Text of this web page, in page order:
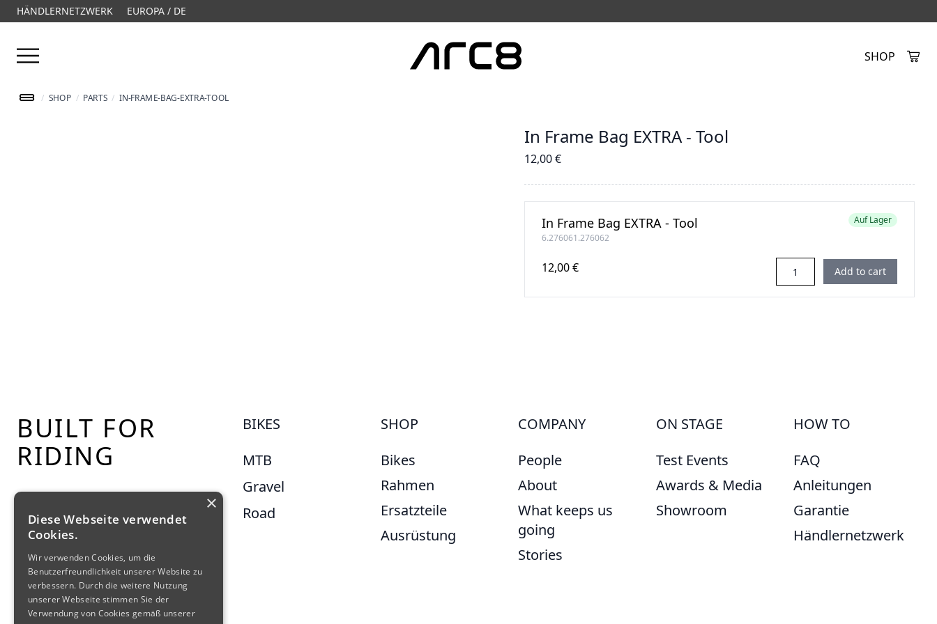
HÄNDLERNETZWERK EUROPA / DE
Menü öffnen SHOP
/ SHOP / PARTS / IN-FRAME-BAG-EXTRA-TOOL
In Frame Bag EXTRA - Tool
12,00 €
In Frame Bag EXTRA - Tool
6.276061.276062
Auf Lager
12,00 € Add to cart
BUILT FOR
RIDING
BIKES
MTB
Gravel
Road
SHOP
Bikes
Rahmen
Ersatzteile
Ausrüstung
COMPANY
People
About
What keeps us
going
Stories
ON STAGE
Test Events
Awards & Media
Showroom
HOW TO
FAQ
Anleitungen
Garantie
Händlernetzwerk
×
Diese Webseite verwendet
Cookies.
Wir verwenden Cookies, um die
Benutzerfreundlichkeit unserer Website zu
verbessern. Durch die weitere Nutzung
unserer Webseite stimmen Sie der
Verwendung von Cookies gemäß unserer